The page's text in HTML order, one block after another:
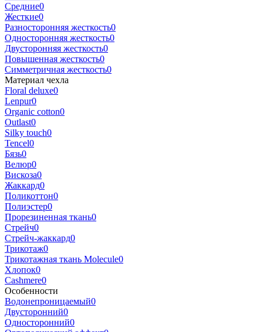
Средние0
Жесткие0
Разносторонняя жесткость0
Односторонняя жесткость0
Двусторонняя жесткость0
Повышенная жесткость0
Симметричная жесткость0
Материал чехла
Floral deluxe0
Lenpur0
Organic cotton0
Outlast0
Silky touch0
Tencel0
Бязь0
Велюр0
Вискоза0
Жаккард0
Поликоттон0
Полиэстер0
Прорезиненная ткань0
Стрейч0
Стрейч-жаккард0
Трикотаж0
Трикотажная ткань Molecule0
Хлопок0
Cashmere0
Особенности
Водонепроницаемый0
Двусторонний0
Односторонний0